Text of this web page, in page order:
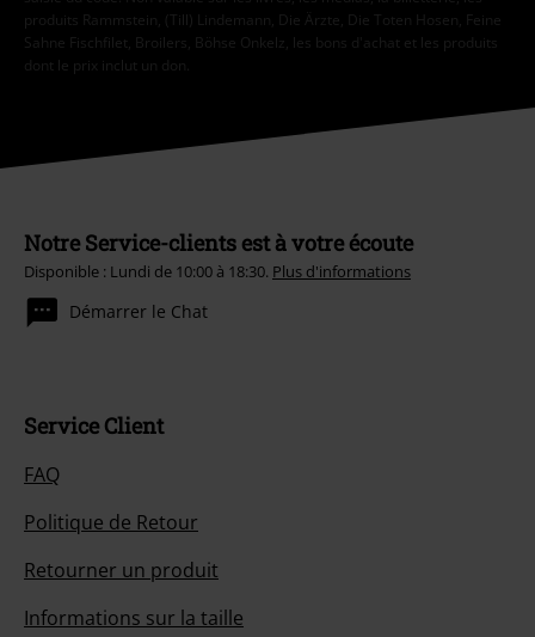
produits Rammstein, (Till) Lindemann, Die Ärzte, Die Toten Hosen, Feine
Sahne Fischfilet, Broilers, Böhse Onkelz, les bons d'achat et les produits
dont le prix inclut un don.
Notre Service-clients est à votre écoute
Disponible : Lundi de 10:00 à 18:30. Plus d'informations
Démarrer le Chat
Service Client
FAQ
Politique de Retour
Retourner un produit
Informations sur la taille